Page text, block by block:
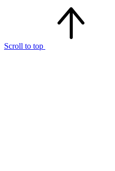
Scroll to top